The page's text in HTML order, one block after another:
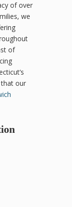
of over
we
of
our